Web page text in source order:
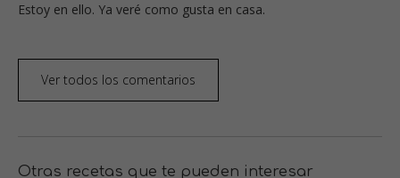
Estoy en ello. Ya veré como gusta en casa.
Ver todos los comentarios
Otras recetas que te pueden interesar